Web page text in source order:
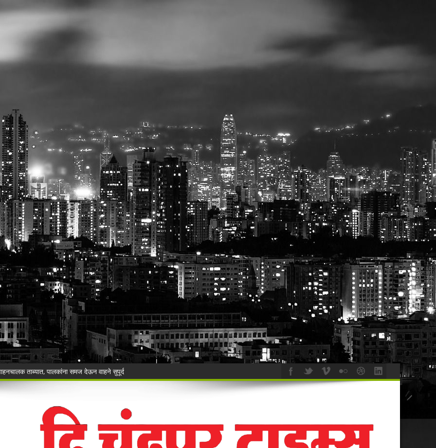
रेती!
याचे वर गुन्हा दाखल.
ऑनलाइन लॉटरीविरोधात पोलिसांना निवेदन
Deen celebrated in Warora
३५ गोवंशांची सुटका; २२.३५ लाखांचा मुद्देमाल जप्त
वृक्षसंवर्धनाचा प्रेरणादायी संकल्प